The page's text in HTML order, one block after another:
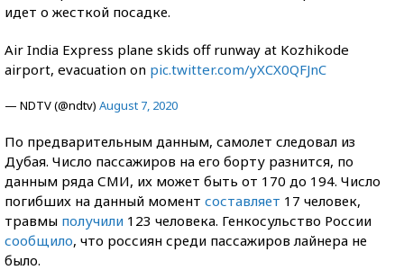
идет о жесткой посадке.
Air India Express plane skids off runway at Kozhikode
airport, evacuation on pic.twitter.com/yXCX0QFJnC
— NDTV (@ndtv) August 7, 2020
По предварительным данным, самолет следовал из
Дубая. Число пассажиров на его борту разнится, по
данным ряда СМИ, их может быть от 170 до 194. Число
погибших на данный момент составляет 17 человек,
травмы получили 123 человека. Генкосульство России
сообщило, что россиян среди пассажиров лайнера не
было.